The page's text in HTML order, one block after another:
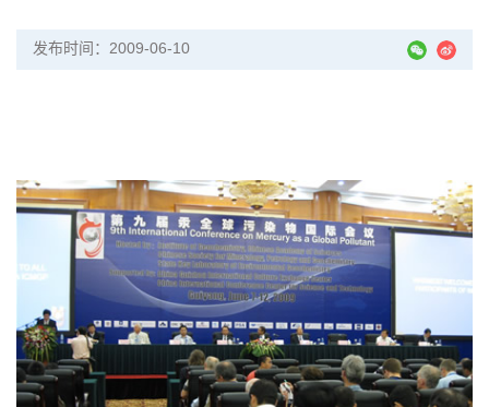
发布时间：2009-06-10